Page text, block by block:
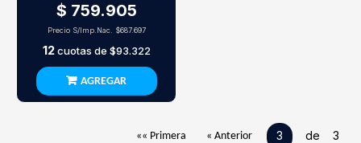
$ 759.905
Precio S/Imp.Nac. $687.697
12cuotas de $93.322
AGREGAR
«« Primera « Anterior 3 de 3